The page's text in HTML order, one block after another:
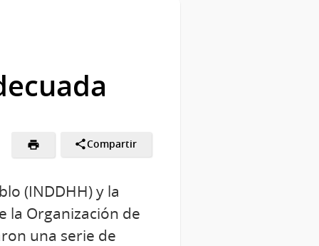
Compartir
(INDDHH) y la
la Organización de
una serie de